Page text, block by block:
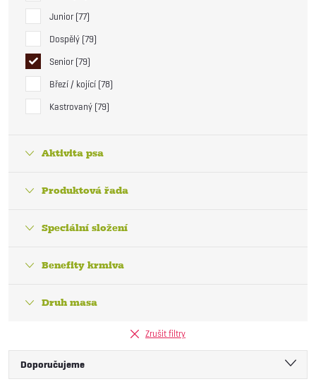
Junior 77
Dospělý 79
Senior 79
Březí / kojící 78
Kastrovaný 79
Aktivita psa
Produktová řada
Speciální složení
Benefity krmiva
Druh masa
Zrušit filtry
Ř
Doporučujeme